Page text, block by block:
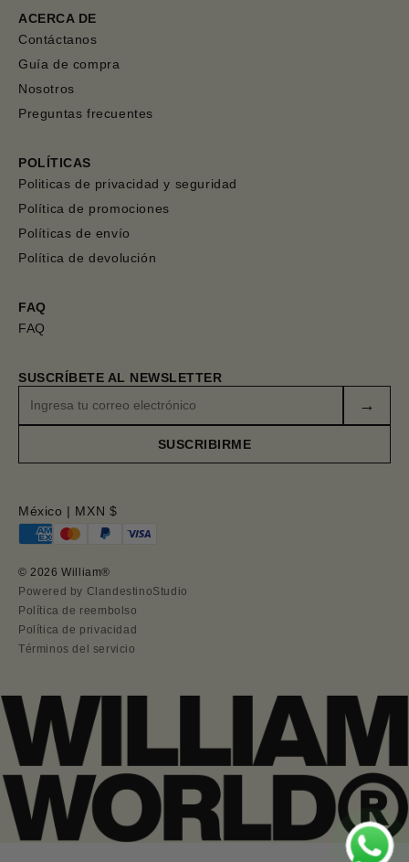
ACERCA DE
Contáctanos
Guía de compra
Nosotros
Preguntas frecuentes
POLÍTICAS
Politicas de privacidad y seguridad
Política de promociones
Políticas de envío
Política de devolución
FAQ
FAQ
SUSCRÍBETE AL NEWSLETTER
→
SUSCRIBIRME
México | MXN $
© 2026 William®
Powered by ClandestinoStudio
Política de reembolso
Política de privacidad
Términos del servicio